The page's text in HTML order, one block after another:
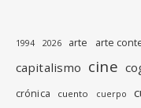
1994 2026 arte arte
capitalismo cine
crónica cuento cuerpo